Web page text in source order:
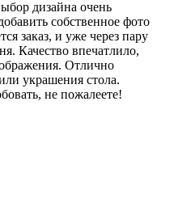
дизайна очень
собственное фото
заказ, и уже через пару
Качество впечатлило,
Отлично
украшения стола.
не пожалеете!